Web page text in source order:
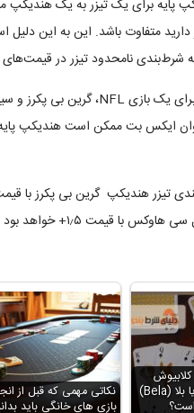
پایه برای یک تیزر به یک هندیکپ
دارید متفاوت باشد. این به این
به شرط‌بندی نامحدود تیزر در
نکاتی مهمی که قبل از
بازی های خانگی باید
(Clobyosh) یا بلا (Bela)